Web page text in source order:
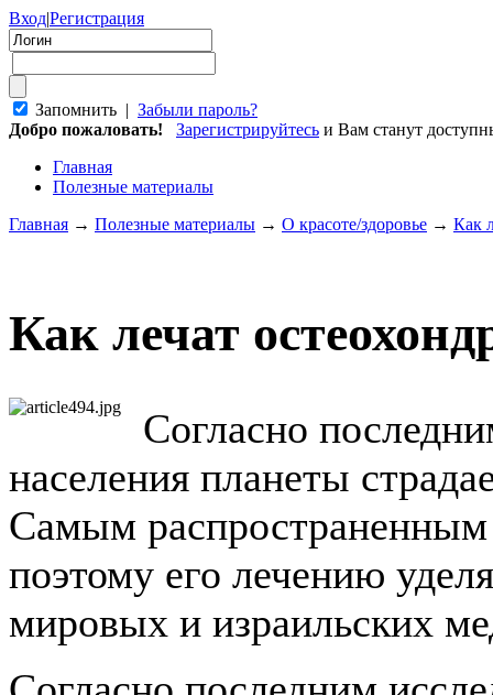
Вход|Регистрация
Запомнить | Забыли пароль?
Добро пожаловать!
Зарегистрируйтесь и Вам станут
Главная
Полезные материалы
Главная → Полезные материалы → О красоте/здоровье → Как
Как лечат
Согласно
населения планеты
Самым распространенным
поэтому его лечению
мировых и израильских